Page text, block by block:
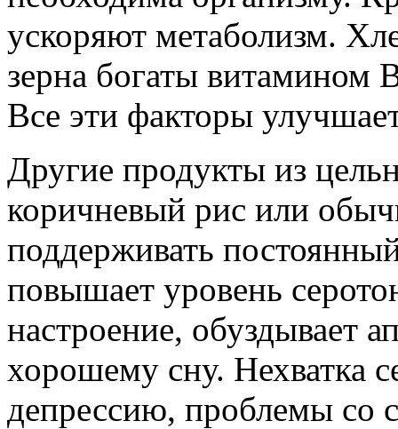
ускоряют метаболизм.
зерна богаты витамином
Все эти факторы
Другие продукты из
коричневый рис или
поддерживать
повышает уровень
настроение, обуздывает
хорошему сну. Нехватка
депрессию, проблемы со